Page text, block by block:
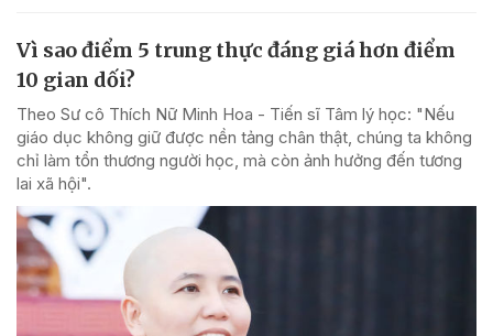
Vì sao điểm 5 trung thực đáng giá hơn điểm
10 gian dối?
Theo Sư cô Thích Nữ Minh Hoa - Tiến sĩ Tâm lý học: "Nếu
giáo dục không giữ được nền tảng chân thật, chúng ta không
chỉ làm tổn thương người học, mà còn ảnh hưởng đến tương
lai xã hội".